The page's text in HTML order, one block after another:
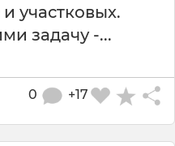
участковых.
задачу -...
+17
0